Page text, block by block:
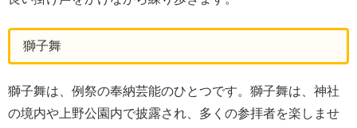
獅子舞
獅子舞は、例祭の奉納芸能のひとつです。獅子舞は、神社
の境内や上野公園内で披露され、多くの参拝者を楽しませ